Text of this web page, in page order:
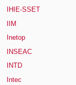
IHIE-SSET
IIM
Inetop
INSEAC
INTD
Intec